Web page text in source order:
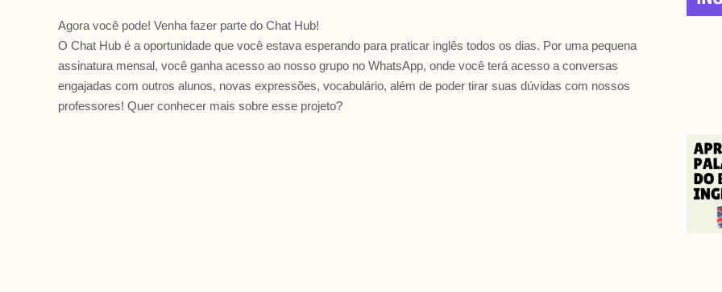
Agora você pode! Venha fazer parte do Chat Hub!
O Chat Hub é a oportunidade que você estava esperando para praticar inglês todos os dias. Por uma pequena
assinatura mensal, você ganha acesso ao nosso grupo no WhatsApp, onde você terá acesso a conversas
engajadas com outros alunos, novas expressões, vocabulário, além de poder tirar suas dúvidas com nossos
professores! Quer conhecer mais sobre esse projeto?